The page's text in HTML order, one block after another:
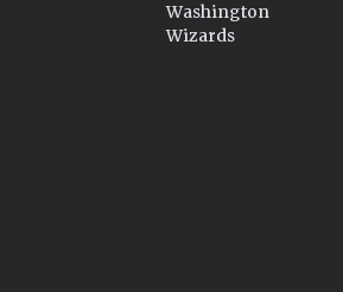
Washington
Wizards